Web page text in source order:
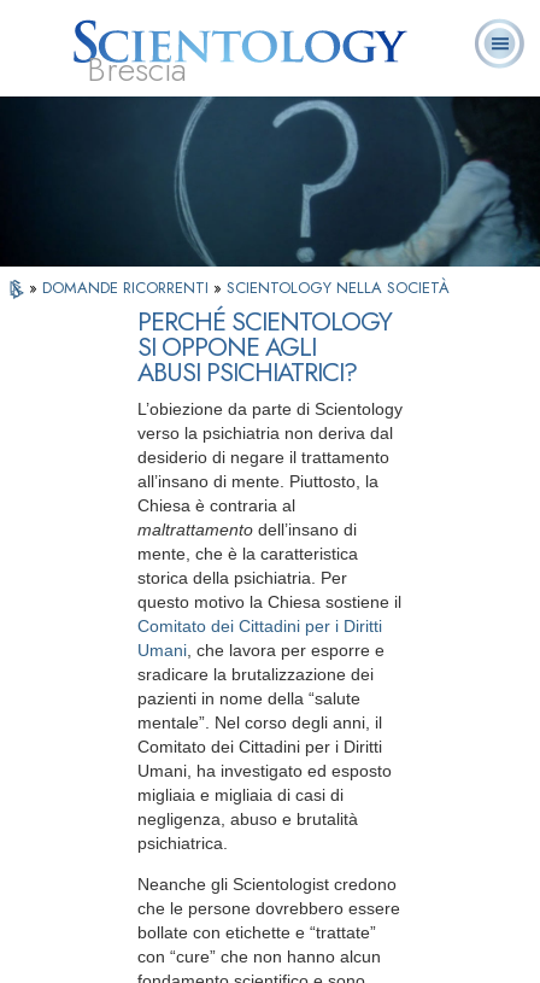
Brescia
Che cos’è
Scientology?
Ministri
Volontari
Domande
ricorrenti
» DOMANDE RICORRENTI » SCIENTOLOGY NELLA SOCIETÀ
PERCHÉ SCIENTOLOGY
SI OPPONE AGLI
ABUSI PSICHIATRICI?
L’obiezione da parte di Scientology
verso la psichiatria non deriva dal
desiderio di negare il trattamento
all’insano di mente. Piuttosto, la
Chiesa è contraria al
maltrattamento dell’insano di
mente, che è la caratteristica
storica della psichiatria. Per
questo motivo la Chiesa sostiene il
Comitato dei Cittadini per i Diritti
Umani , che lavora per esporre e
sradicare la brutalizzazione dei
pazienti in nome della “salute
mentale”. Nel corso degli anni, il
Comitato dei Cittadini per i Diritti
Umani, ha investigato ed esposto
migliaia e migliaia di casi di
negligenza, abuso e brutalità
psichiatrica.
Neanche gli Scientologist credono
che le persone dovrebbero essere
bollate con etichette e “trattate”
con “cure” che non hanno alcun